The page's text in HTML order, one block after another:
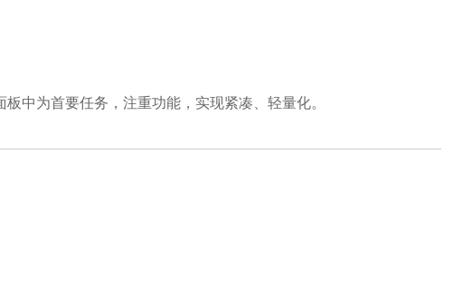
中为首要任务，注重功能，实现紧凑、轻量化。